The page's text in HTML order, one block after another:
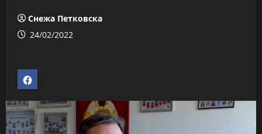
Снежа Петковска
24/02/2022